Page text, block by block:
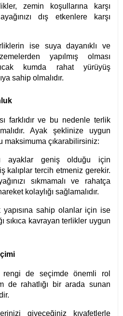
zemin koşullarına karşı
dış etkenlere karşı
ise suya dayanıklı ve
yapılmış olması
kumda rahat yürüyüş
sahip olmalıdır.
farklıdır ve bu nedenle terlik
Ayak şeklinize uygun
maksimuma çıkarabilirsiniz:
ayaklar geniş olduğu için
kalıplar tercih etmeniz gerekir.
sıkmamalı ve rahatça
kolaylığı sağlamalıdır.
yapısına sahip olanlar için ise
sıkıca kavrayan terlikler uygun
rengi de seçimde önemli rol
de rahatlığı bir arada sunan
giyeceğiniz kıyafetlerle